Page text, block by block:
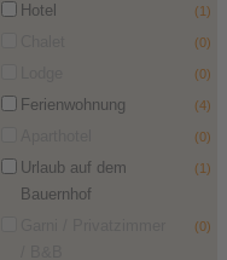
Hotel (1)
(0)
(0)
Ferienwohnung (4)
(0)
Urlaub auf dem
Bauernhof
(1)
(0)